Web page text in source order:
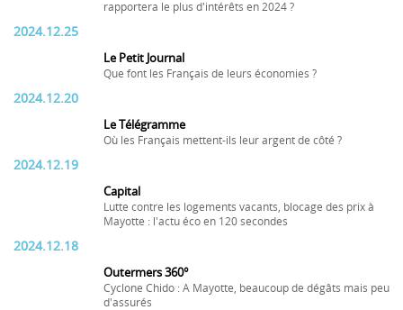
rapportera le plus d'intérêts en 2024 ?
2024.12.25
Le Petit Journal
Que font les Français de leurs économies ?
2024.12.20
Le Télégramme
Où les Français mettent-ils leur argent de côté ?
2024.12.19
Capital
Lutte contre les logements vacants, blocage des prix à
Mayotte : l'actu éco en 120 secondes
2024.12.18
Outermers 360°
Cyclone Chido : A Mayotte, beaucoup de dégâts mais peu
d'assurés